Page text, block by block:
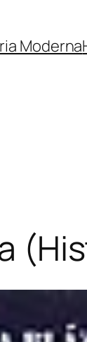
Moderna